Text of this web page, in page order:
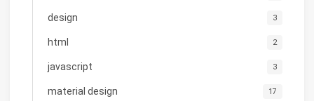
design 3
html 2
javascript 3
material design 17